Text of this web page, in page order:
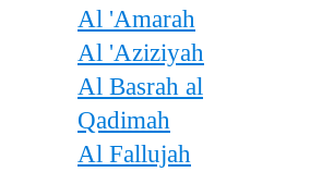
Al 'Amarah
Al 'Aziziyah
Al Basrah al
Qadimah
Al Fallujah